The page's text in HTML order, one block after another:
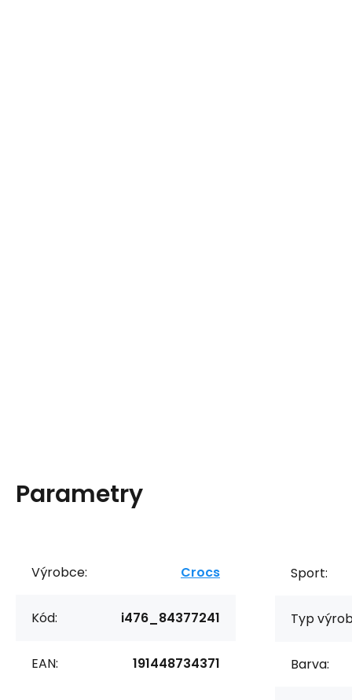
Parametry
Výrobce: Crocs
Kód: i476_84377241
EAN: 191448734371
Sport:
Typ
Barva: